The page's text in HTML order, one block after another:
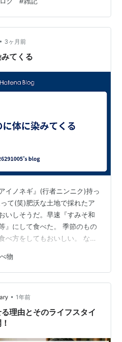
我慢が必要でしょうが、これ
• 3ヶ月前
てくる
イノネギ』(行者ニンニク)持っ
て(笑)肥沃な土地で採れたア
いしそうだ。早速『すみそ和
』にして食べた。 季節のもの
べ方をしてもおいしい。 なん
し、みそ、漬物、お菓子等』
その一つ一つを作る食材は、
な組み合わせだったりする。
めているような気がする。
物
• 1年前
理由とそのライフスタイ